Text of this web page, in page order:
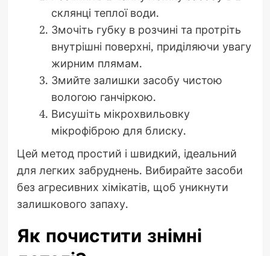
склянці теплої води.
Змочіть губку в розчині та протріть
внутрішні поверхні, приділяючи увагу
жирним плямам.
Змийте залишки засобу чистою
вологою ганчіркою.
Висушіть мікрохвильовку
мікрофіброю для блиску.
Цей метод простий і швидкий, ідеальний
для легких забруднень. Вибирайте засоби
без агресивних хімікатів, щоб уникнути
залишкового запаху.
Як почистити знімні